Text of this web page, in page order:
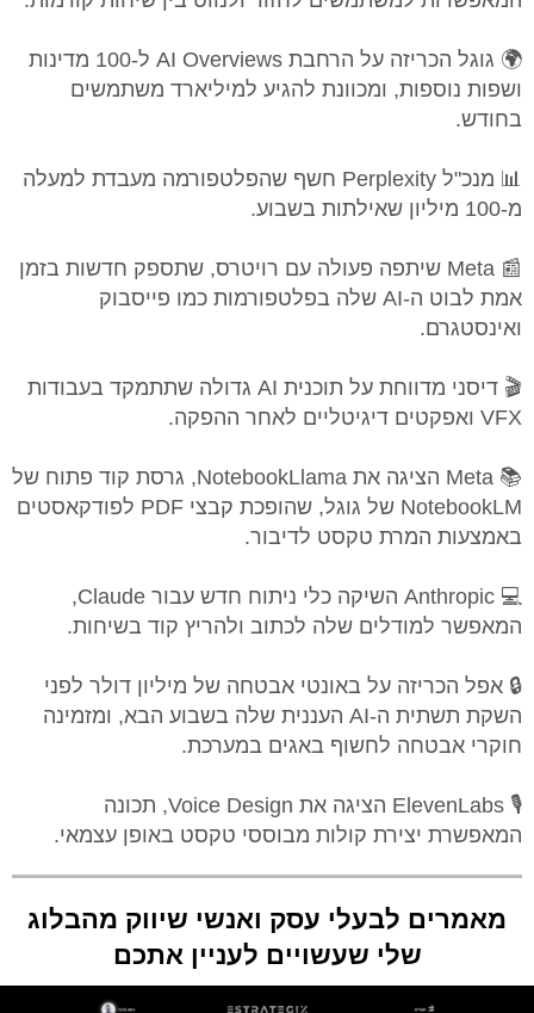
🌍 גוגל הכריזה על הרחבת AI Overviews ל-100 מדינות
ושפות נוספות, ומכוונת להגיע למיליארד משתמשים
בחודש.
📊 מנכ"ל Perplexity חשף שהפלטפורמה מעבדת למעלה
מ-100 מיליון שאילתות בשבוע.
📰 Meta שיתפה פעולה עם רויטרס, שתספק חדשות בזמן
אמת לבוט ה-AI שלה בפלטפורמות כמו פייסבוק
ואינסטגרם.
🎬 דיסני מדווחת על תוכנית AI גדולה שתתמקד בעבודות
VFX ואפקטים דיגיטליים לאחר ההפקה.
📚 Meta הציגה את NotebookLlama, גרסת קוד פתוח של
NotebookLM של גוגל, שהופכת קבצי PDF לפודקאסטים
באמצעות המרת טקסט לדיבור.
💻 Anthropic השיקה כלי ניתוח חדש עבור Claude,
המאפשר למודלים שלה לכתוב ולהריץ קוד בשיחות.
🔒 אפל הכריזה על באונטי אבטחה של מיליון דולר לפני
השקת תשתית ה-AI העננית שלה בשבוע הבא, ומזמינה
חוקרי אבטחה לחשוף באגים במערכת.
🎙️ ElevenLabs הציגה את Voice Design, תכונה
המאפשרת יצירת קולות מבוססי טקסט באופן עצמאי.
מאמרים לבעלי עסק ואנשי שיווק מהבלוג
שלי שעשויים לעניין אתכם